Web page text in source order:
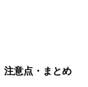
注意点・まとめ